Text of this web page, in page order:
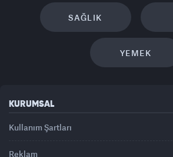
SAĞLIK
YEMEK
KURUMSAL
Kullanım Şartları
Reklam